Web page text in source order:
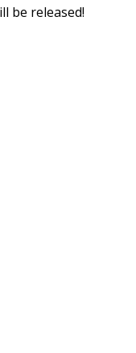
be released!